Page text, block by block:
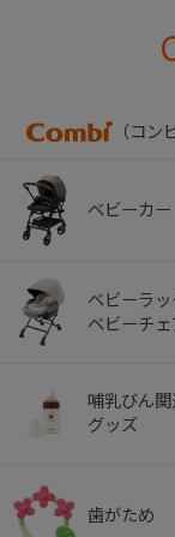
（コン
ベビーカー
ベビーラッ
ベビーチェ
哺乳びん関
グッズ
歯がため